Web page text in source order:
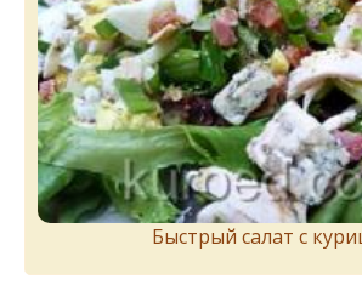
Быстрый салат с